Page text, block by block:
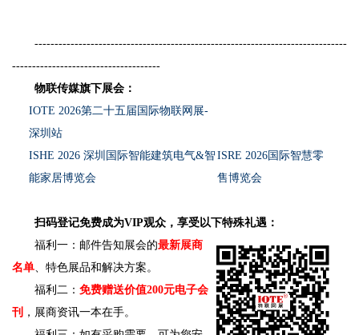
------------------------------------------------------------------------------
-------------------------------------
物联传媒旗下展会：
IOTE 2026第二十五届国际物联网展-
深圳站
ISHE 2026 深圳国际智能建筑电气&智
能家居博览会
ISRE 2026国际智慧零
售博览会
扫码登记免费成为VIP观众，享受以下特殊礼遇：
福利一：邮件告知展会的最新展商
名单、特色展品和解决方案。
福利二： 免费赠送价值200元电子会
刊 ，展商资讯一本在手。